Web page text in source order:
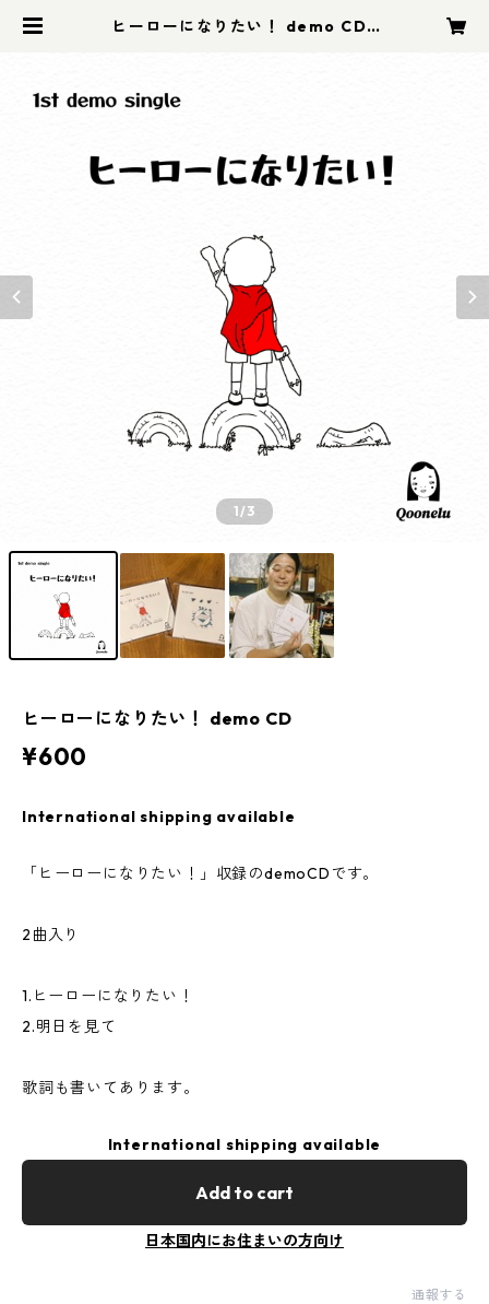
ヒーローになりたい！ demo CD |
1/3
ヒーローになりたい！ demo CD
¥600
International shipping available
「ヒーローになりたい！」収録のdemoCDです。
2曲入り
1.ヒーローになりたい！
2.明日を見て
歌詞も書いてあります。
International shipping available
Add to cart
日本国内にお住まいの方向け
通報する